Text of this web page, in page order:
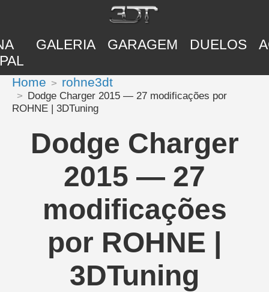
GALERIA GARAGEM DUELOS
Home rohne3dt
Dodge Charger 2015 — 27 modificações por
ROHNE | 3DTuning
Dodge Charger
2015 — 27
modificações
por ROHNE |
3DTuning